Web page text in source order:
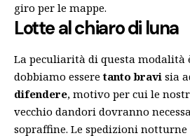
giro per le mappe.
Lotte al chiaro di luna
La peculiarità di questa modalità
dobbiamo esseretanto bravi sia
difendere, motivo per cui le
vecchio dandori dovranno
sopraffine. Le spedizioni notturne